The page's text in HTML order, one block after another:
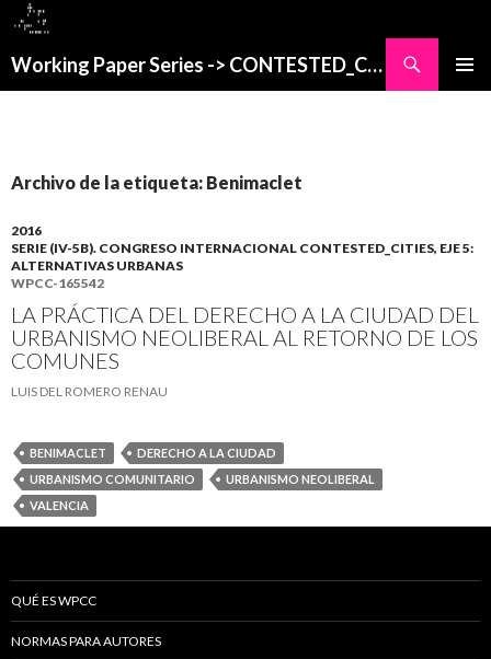
Working Paper Series -> CONTESTED_CITIES
Archivo de la etiqueta: Benimaclet
2016
SERIE (IV-5B). CONGRESO INTERNACIONAL CONTESTED_CITIES, EJE 5:
ALTERNATIVAS URBANAS
WPCC-165542
LA PRÁCTICA DEL DERECHO A LA CIUDAD DEL
URBANISMO NEOLIBERAL AL RETORNO DE LOS
COMUNES
LUIS DEL ROMERO RENAU
BENIMACLET
DERECHO A LA CIUDAD
URBANISMO COMUNITARIO
URBANISMO NEOLIBERAL
VALENCIA
QUÉ ES WPCC
NORMAS PARA AUTORES